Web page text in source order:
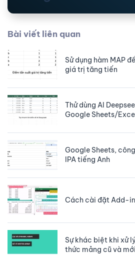
Bài viết liên quan
Sử dụng hàm MAP
giá trị tăng tiến
Thử dùng AI
Google Sheets/Excel
Google Sheets,
IPA tiếng Anh
Cách cài đặt Add-
Sự khác biệt khi xử
thức mảng cũ và